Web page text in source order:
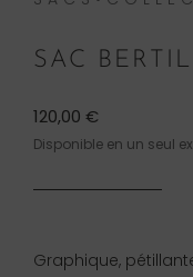
SAC
120,00 €
Disponible en un seul
Graphique,